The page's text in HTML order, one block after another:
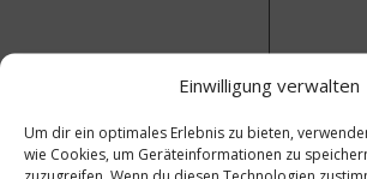
Einwilligung verwalten
Um dir ein optimales Erlebnis zu bieten,
wie Cookies, um Geräteinformationen zu
zuzugreifen. Wenn du diesen Technologien
Ähnliche Beiträge